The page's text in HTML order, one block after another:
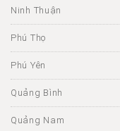
Ninh Thuận
Phú Thọ
Phú Yên
Quảng Bình
Quảng Nam